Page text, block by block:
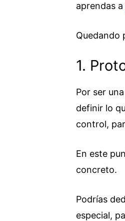
aprendas a
Quedando
1.
Por ser
definir lo
control,
En este
concreto.
Podrías
especial,